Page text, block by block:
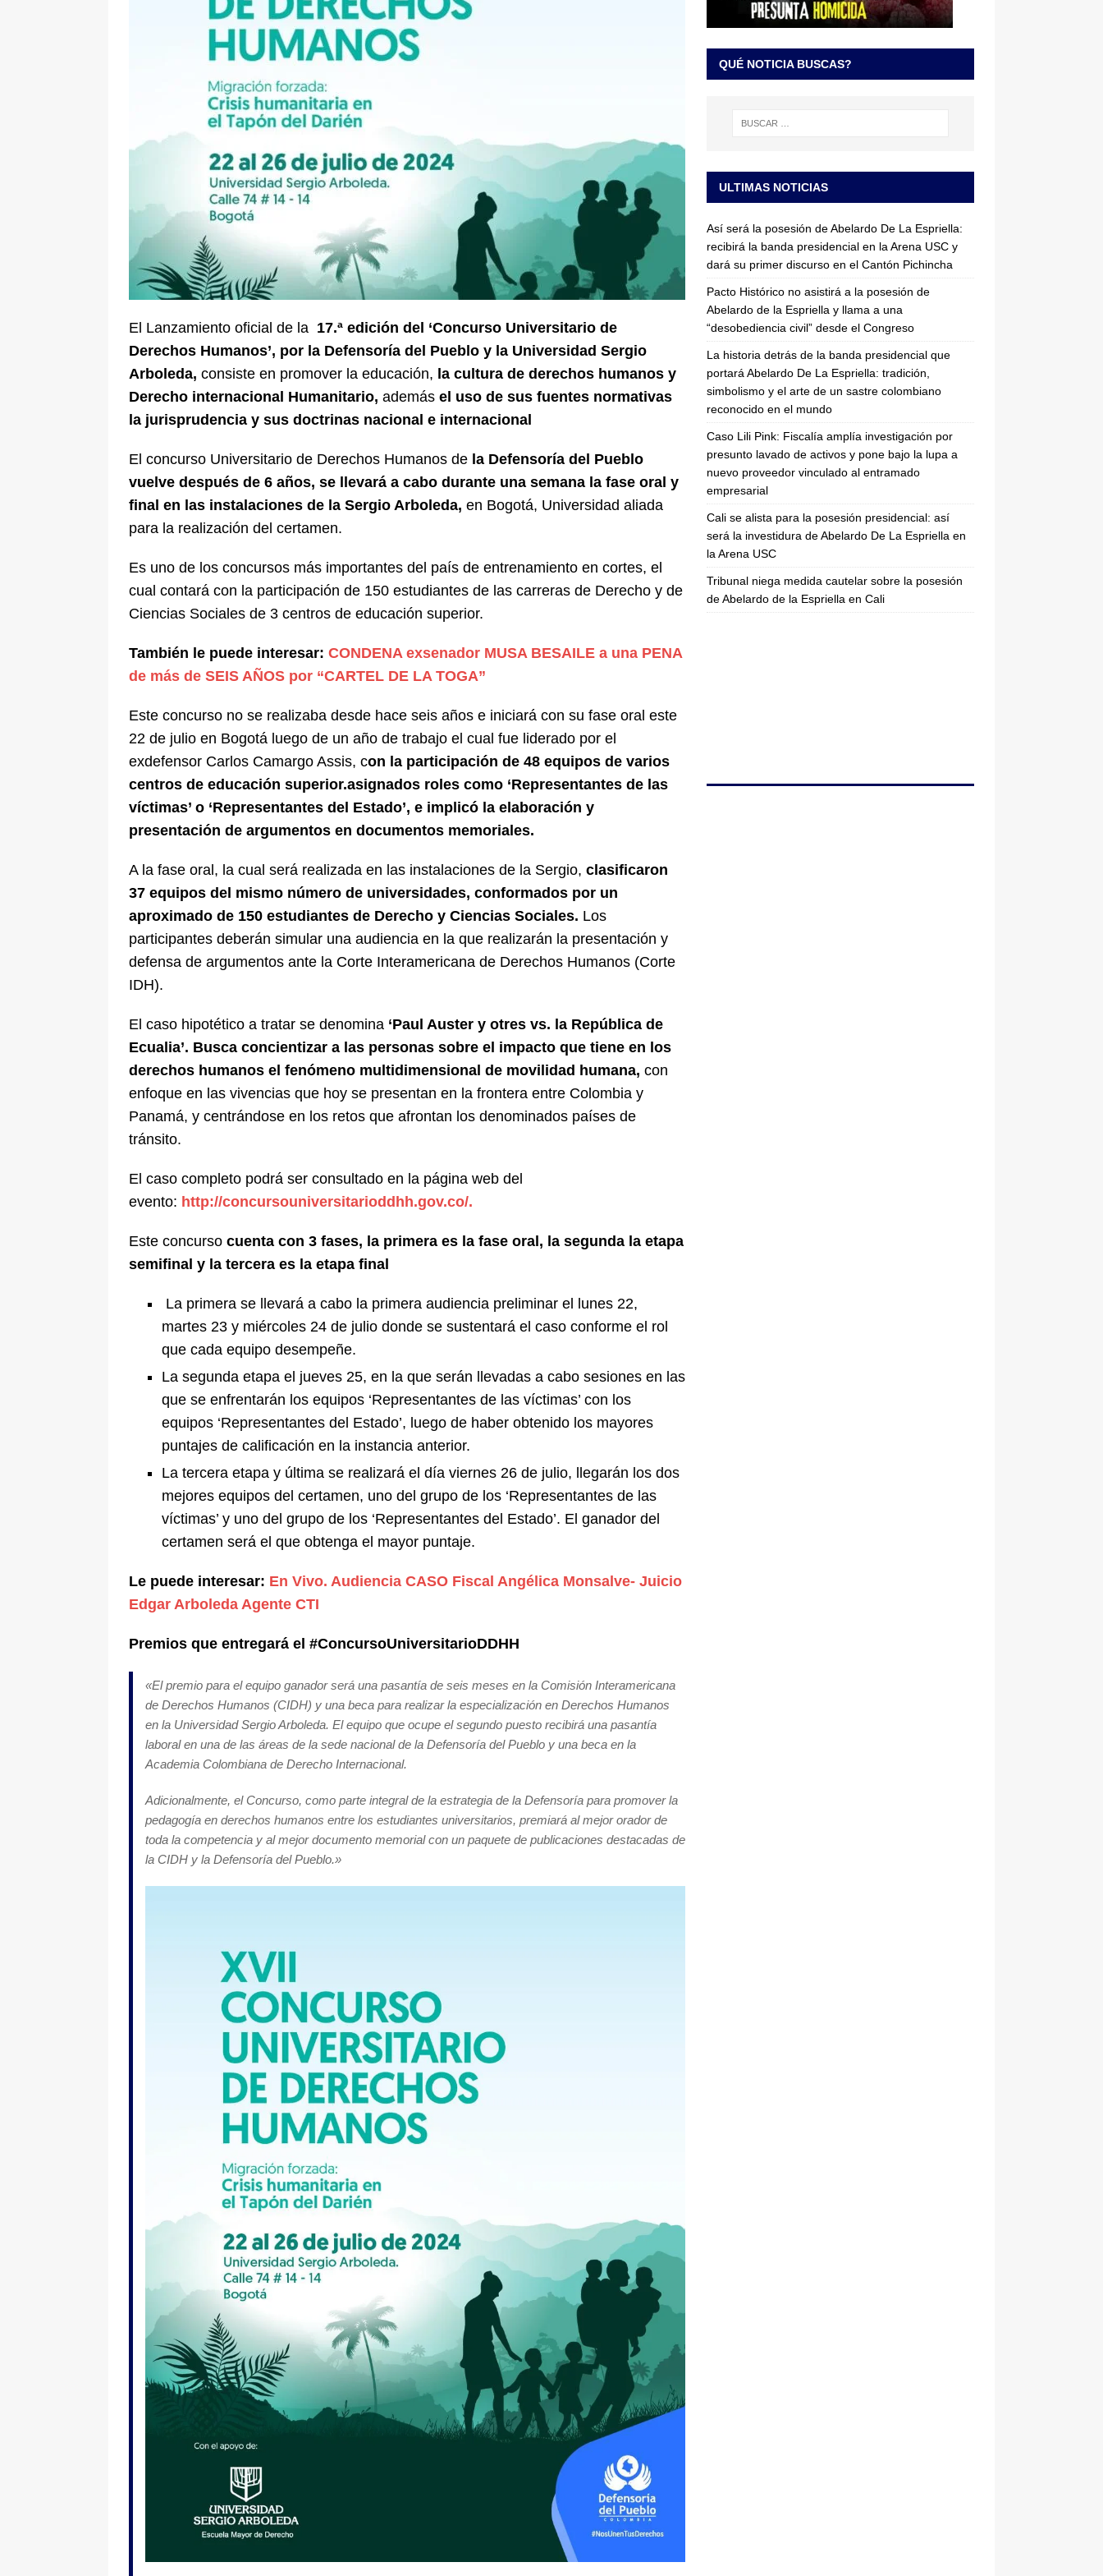
pone bajo la lupa a nuevo proveedor vinculado al entramado empresarial
[ 6 de agosto de 2026 ] Cali se alista para la posesión presidencial: así será la investidura de Abelardo
El Lanzamiento oficial de la 17.ª edición del ‘Concurso Universitario de
Derechos Humanos’, por la Defensoría del Pueblo y la Universidad Sergio
Arboleda, consiste en promover la educación, la cultura de derechos humanos y
Derecho internacional Humanitario, además el uso de sus fuentes normativas
la jurisprudencia y sus doctrinas nacional e internacional
El concurso Universitario de Derechos Humanos de la Defensoría del Pueblo
vuelve después de 6 años, se llevará a cabo durante una semana la fase oral y
final en las instalaciones de la Sergio Arboleda, en Bogotá, Universidad aliada
para la realización del certamen.
Es uno de los concursos más importantes del país de entrenamiento en cortes, el
cual contará con la participación de 150 estudiantes de las carreras de Derecho y de
Ciencias Sociales de 3 centros de educación superior.
También le puede interesar: CONDENA exsenador MUSA BESAILE a una PENA
de más de SEIS AÑOS por “CARTEL DE LA TOGA”
Este concurso no se realizaba desde hace seis años e iniciará con su fase oral este
22 de julio en Bogotá luego de un año de trabajo el cual fue liderado por el
exdefensor Carlos Camargo Assis, con la participación de 48 equipos de varios
centros de educación superior.asignados roles como ‘Representantes de las
víctimas’ o ‘Representantes del Estado’, e implicó la elaboración y
presentación de argumentos en documentos memoriales.
A la fase oral, la cual será realizada en las instalaciones de la Sergio, clasificaron
37 equipos del mismo número de universidades, conformados por un
aproximado de 150 estudiantes de Derecho y Ciencias Sociales. Los
participantes deberán simular una audiencia en la que realizarán la presentación y
defensa de argumentos ante la Corte Interamericana de Derechos Humanos (Corte
IDH).
El caso hipotético a tratar se denomina ‘Paul Auster y otres vs. la República de
Ecualia’. Busca concientizar a las personas sobre el impacto que tiene en los
derechos humanos el fenómeno multidimensional de movilidad humana, con
enfoque en las vivencias que hoy se presentan en la frontera entre Colombia y
Panamá, y centrándose en los retos que afrontan los denominados países de
tránsito.
El caso completo podrá ser consultado en la página web del
evento: http://concursouniversitarioddhh.gov.co/.
Este concurso cuenta con 3 fases, la primera es la fase oral, la segunda la etapa
semifinal y la tercera es la etapa final
La primera se llevará a cabo la primera audiencia preliminar el lunes 22,
martes 23 y miércoles 24 de julio donde se sustentará el caso conforme el rol
que cada equipo desempeñe.
La segunda etapa el jueves 25, en la que serán llevadas a cabo sesiones en las
que se enfrentarán los equipos ‘Representantes de las víctimas’ con los
equipos ‘Representantes del Estado’, luego de haber obtenido los mayores
puntajes de calificación en la instancia anterior.
La tercera etapa y última se realizará el día viernes 26 de julio, llegarán los dos
mejores equipos del certamen, uno del grupo de los ‘Representantes de las
víctimas’ y uno del grupo de los ‘Representantes del Estado’. El ganador del
certamen será el que obtenga el mayor puntaje.
Le puede interesar: En Vivo. Audiencia CASO Fiscal Angélica Monsalve- Juicio
Edgar Arboleda Agente CTI
Premios que entregará el #ConcursoUniversitarioDDHH
«El premio para el equipo ganador será una pasantía de seis meses en la Comisión Interamericana
de Derechos Humanos (CIDH) y una beca para realizar la especialización en Derechos Humanos
en la Universidad Sergio Arboleda. El equipo que ocupe el segundo puesto recibirá una pasantía
laboral en una de las áreas de la sede nacional de la Defensoría del Pueblo y una beca en la
Academia Colombiana de Derecho Internacional.
Adicionalmente, el Concurso, como parte integral de la estrategia de la Defensoría para promover la
pedagogía en derechos humanos entre los estudiantes universitarios, premiará al mejor orador de
toda la competencia y al mejor documento memorial con un paquete de publicaciones destacadas de
la CIDH y la Defensoría del Pueblo.»
QUÉ NOTICIA BUSCAS?
ULTIMAS NOTICIAS
Así será la posesión de Abelardo De La Espriella:
recibirá la banda presidencial en la Arena USC y
dará su primer discurso en el Cantón Pichincha
Pacto Histórico no asistirá a la posesión de
Abelardo de la Espriella y llama a una
“desobediencia civil” desde el Congreso
La historia detrás de la banda presidencial que
portará Abelardo De La Espriella: tradición,
simbolismo y el arte de un sastre colombiano
reconocido en el mundo
Caso Lili Pink: Fiscalía amplía investigación por
presunto lavado de activos y pone bajo la lupa a
nuevo proveedor vinculado al entramado
empresarial
Cali se alista para la posesión presidencial: así
será la investidura de Abelardo De La Espriella en
la Arena USC
Tribunal niega medida cautelar sobre la posesión
de Abelardo de la Espriella en Cali